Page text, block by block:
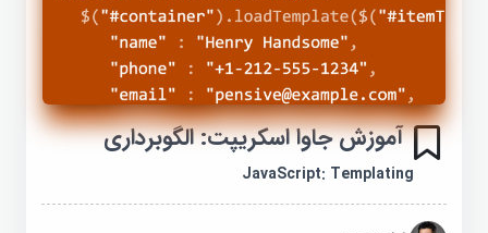
آموزش جاوا اسکریپت: الگوبرداری
JavaScript: Templating